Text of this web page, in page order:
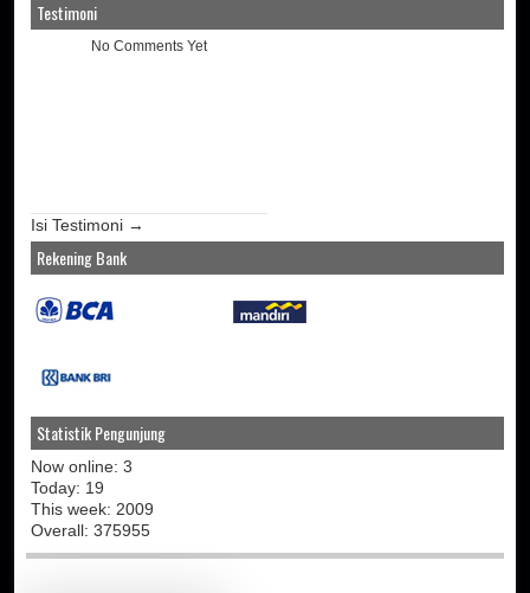
Testimoni
No Comments Yet
Isi Testimoni →
Rekening Bank
Statistik Pengunjung
Now online: 3
Today: 19
This week: 2009
Overall: 375955